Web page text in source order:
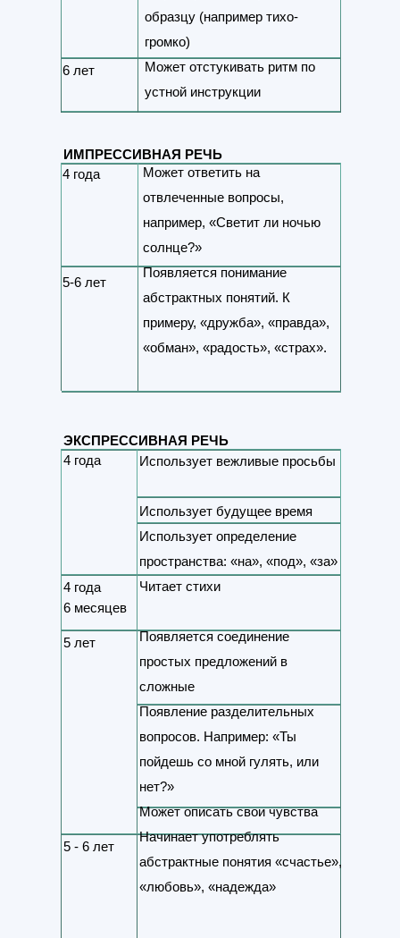
образцу (например тихо-
громко)
Может отстукивать ритм по
устной инструкции
6 лет
Может ответить на
отвлеченные вопросы,
например, «Светит ли ночью
солнце?»
Появляется понимание
абстрактных понятий. К
примеру, «дружба», «правда»,
«обман», «радость», «страх».
ИМПРЕССИВНАЯ РЕЧЬ
4 года
5-6 лет
ЭКСПРЕССИВНАЯ РЕЧЬ
4 года
4 года
6 месяцев
5 лет
5 - 6 лет
Использует вежливые просьбы
Использует будущее время
Использует определение
пространства: «на», «под», «за»
Читает стихи
Появляется соединение
простых предложений в
сложные
Появление разделительных
вопросов. Например: «Ты
пойдешь со мной гулять, или
нет?»
Может описать свои чувства
Начинает употреблять
абстрактные понятия «счастье»,
«любовь», «надежда»